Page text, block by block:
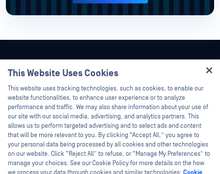
This Website Uses Cookies
This website uses tracking technologies, such as cookies, to enable our
website functionalities, to enhance user experience or to analyze
performance and traffic. We may also share information about your use of
our site with our social media, advertising, and analytics partners. This
allows us to perform targeted advertising and to select ads and content
that will be more relevant to you. By clicking “Accept All,” you agree to
your personal data being processed by all cookies and other technologies
on our website. Click “Reject All” to refuse, or “Manage My Preferences” to
manage your choices. See our Cookie Policy for more details on the how
Hey there!
I'm Ozzy, your OPSWAT virtual assistant.
How can I help you secure what's critical
today?